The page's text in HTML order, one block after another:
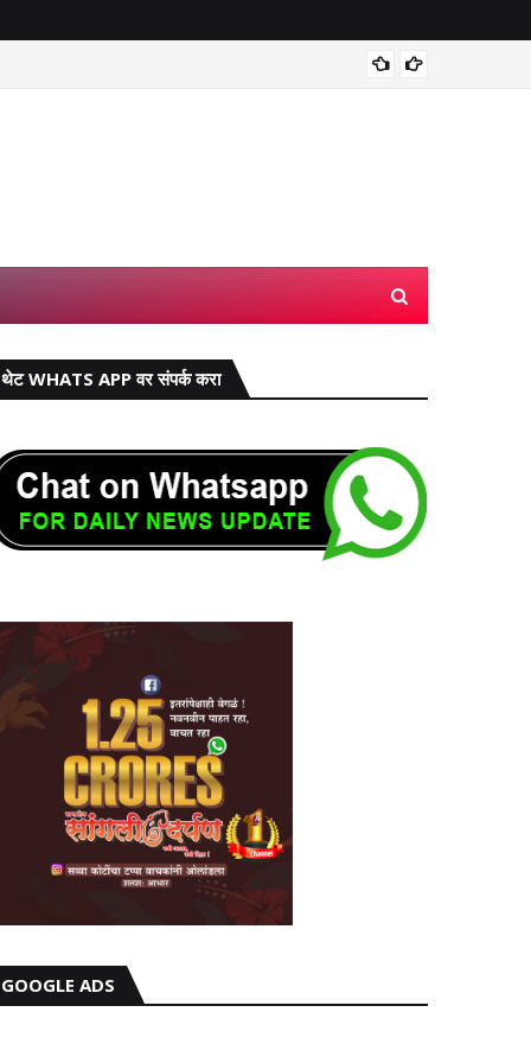
थेट WHATS APP वर संपर्क करा
GOOGLE ADS